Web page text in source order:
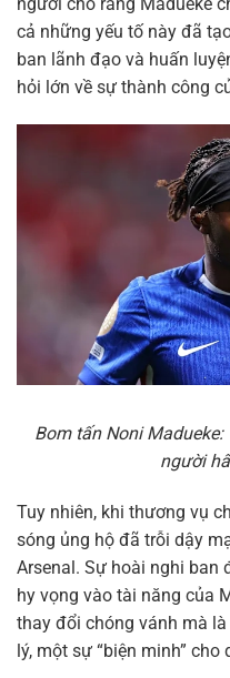
cả những yếu tố này đã
ban lãnh đạo và huấn
hỏi lớn về sự thành công
Bom tấn Noni
người
Tuy nhiên, khi thương vụ
sóng ủng hộ đã trỗi dậy
Arsenal. Sự hoài nghi ban
hy vọng vào tài năng của
thay đổi chóng vánh mà
lý, một sự “biện minh”